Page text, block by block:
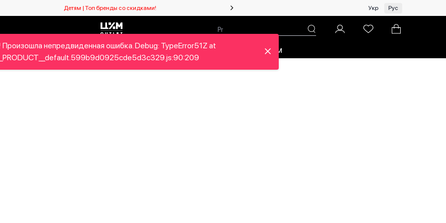
Детям | Топ бренды со скидками! Женщинам | Топ бренды со скидками!
Укр Рус
Детям Home&Gifts Бренды Новый сезон Про ЦУМ
непредвиденная ошибка. Debug: TypeError51Z at